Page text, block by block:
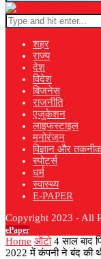
शहर
राज्य
देश
विदेश
बिजनेस
राजनीति
एजुकेशन
लाइफस्टाइल
मनोरंजन
विज्ञान और
स्पोर्ट्स
धर्म
स्वास्थ्य
E-PAPER
Copyright 2023 - All
ePaper
Home ऑटो 4 साल बाद
2022 में कंपनी ने बंद की